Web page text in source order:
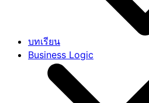
บทเรียน
Business Logic